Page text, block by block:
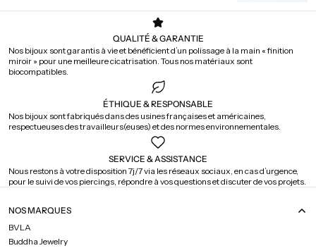
QUALITÉ & GARANTIE
Nos bijoux sont garantis à vie et bénéficient d’un polissage à la main « finition
miroir » pour une meilleure cicatrisation. Tous nos matériaux sont
biocompatibles.
ÉTHIQUE & RESPONSABLE
Nos bijoux sont fabriqués dans des usines françaises et américaines,
respectueuses des travailleurs(euses) et des normes environnementales.
SERVICE & ASSISTANCE
Nous restons à votre disposition 7j/7 via les réseaux sociaux, en cas d’urgence,
pour le suivi de vos piercings, répondre à vos questions et discuter de vos projets.
NOS MARQUES
BVLA
Buddha Jewelry